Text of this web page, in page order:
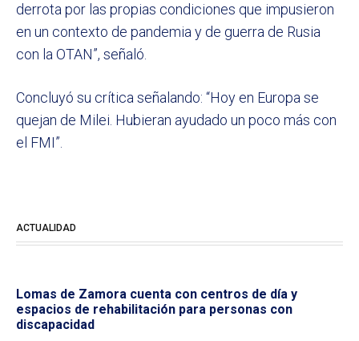
derrota por las propias condiciones que impusieron
en un contexto de pandemia y de guerra de Rusia
con la OTAN”, señaló.
Concluyó su crítica señalando: “Hoy en Europa se
quejan de Milei. Hubieran ayudado un poco más con
el FMI”.
ACTUALIDAD
Lomas de Zamora cuenta con centros de día y
espacios de rehabilitación para personas con
discapacidad